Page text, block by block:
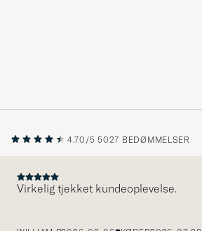
4.70/5 5027 BEDØMMELSER
Virkelig tjekket kundeoplevelse.